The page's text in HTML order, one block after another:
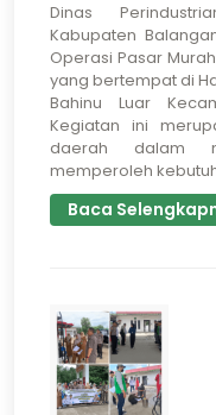
Dinas
Kabupaten
Operasi Pasar
yang bertempat di
Bahinu Luar
Kegiatan ini
daerah dalam
memperoleh
Baca